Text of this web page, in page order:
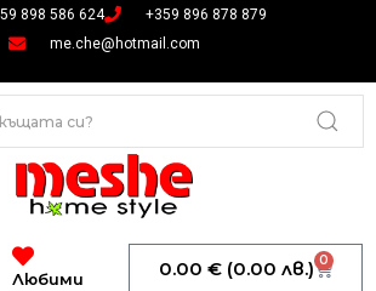
898 586 624
+359 896 878 879
me.che@hotmail.com
Любими 0.00€ (0.00 лв.) 0
Cart